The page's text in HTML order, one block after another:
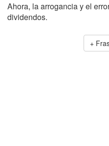
Ahora, la arrogancia y el
dividendos.